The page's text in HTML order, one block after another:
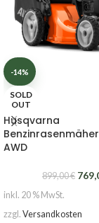
-14%
SOLD
OUT
Husqvarna
AWD
899,00€
inkl. 20 % MwSt.
zzgl. Versandkosten